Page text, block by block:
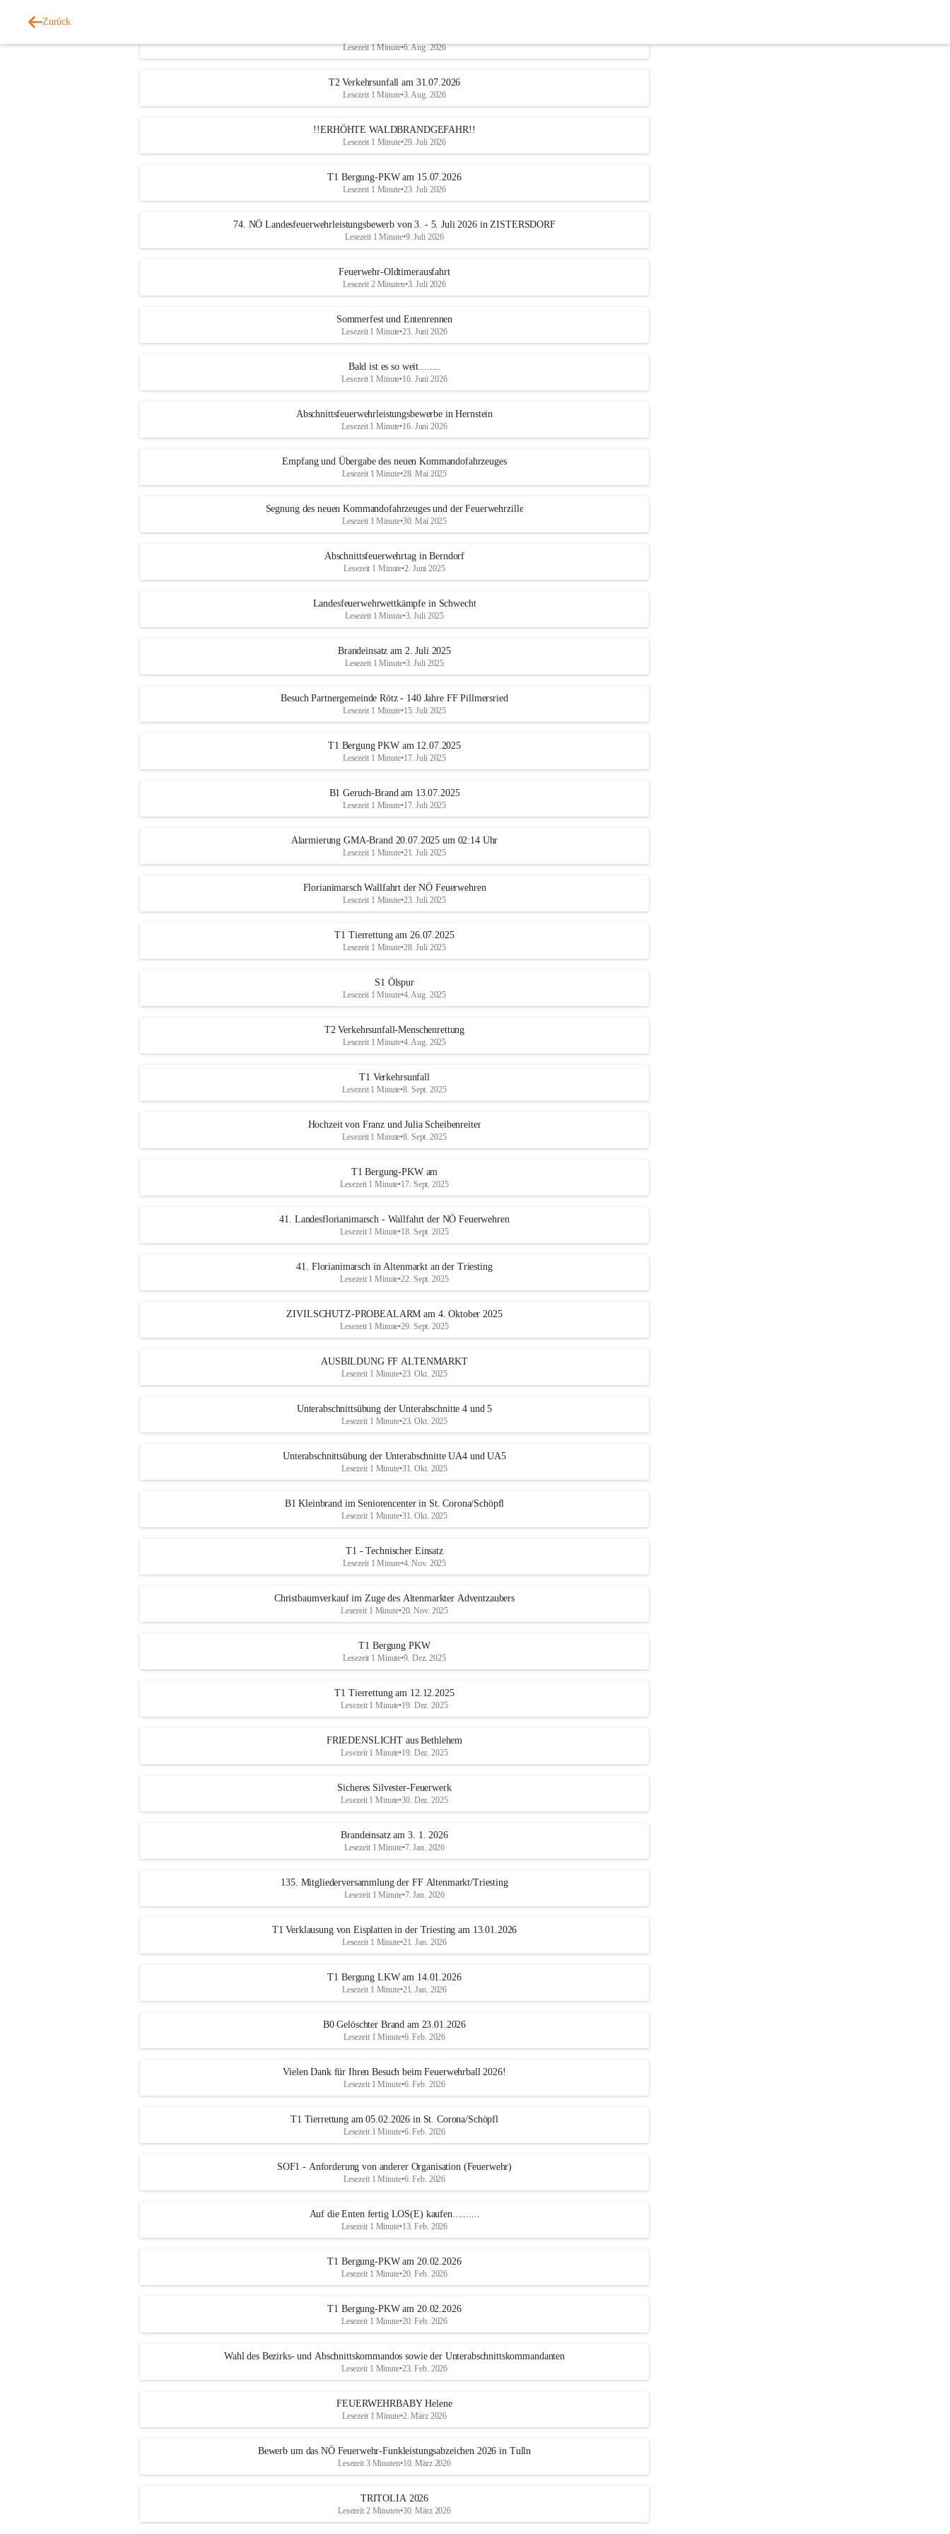
Zurück
Lesezeit 1 Minute•6. Aug. 2026
T2 Verkehrsunfall am 31.07.2026
Lesezeit 1 Minute•3. Aug. 2026
!!ERHÖHTE WALDBRANDGEFAHR!!
Lesezeit 1 Minute•29. Juli 2026
T1 Bergung-PKW am 15.07.2026
Lesezeit 1 Minute•23. Juli 2026
74. NÖ Landesfeuerwehrleistungsbewerb von 3. - 5. Juli 2026 in ZISTERSDORF
Lesezeit 1 Minute•9. Juli 2026
Feuerwehr-Oldtimerausfahrt
Lesezeit 2 Minuten•3. Juli 2026
Sommerfest und Entenrennen
Lesezeit 1 Minute•23. Juni 2026
Bald ist es so weit........
Lesezeit 1 Minute•16. Juni 2026
Abschnittsfeuerwehrleistungsbewerbe in Hernstein
Lesezeit 1 Minute•16. Juni 2026
Empfang und Übergabe des neuen Kommandofahrzeuges
Lesezeit 1 Minute•28. Mai 2025
Segnung des neuen Kommandofahrzeuges und der Feuerwehrzille
Lesezeit 1 Minute•30. Mai 2025
Abschnittsfeuerwehrtag in Berndorf
Lesezeit 1 Minute•2. Juni 2025
Landesfeuerwehrwettkämpfe in Schwecht
Lesezeit 1 Minute•3. Juli 2025
Brandeinsatz am 2. Juli 2025
Lesezeit 1 Minute•3. Juli 2025
Besuch Partnergemeinde Rötz - 140 Jahre FF Pillmersried
Lesezeit 1 Minute•15. Juli 2025
T1 Bergung PKW am 12.07.2025
Lesezeit 1 Minute•17. Juli 2025
B1 Geruch-Brand am 13.07.2025
Lesezeit 1 Minute•17. Juli 2025
Alarmierung GMA-Brand 20.07.2025 um 02:14 Uhr
Lesezeit 1 Minute•21. Juli 2025
Florianimarsch Wallfahrt der NÖ Feuerwehren
Lesezeit 1 Minute•23. Juli 2025
T1 Tierrettung am 26.07.2025
Lesezeit 1 Minute•28. Juli 2025
S1 Ölspur
Lesezeit 1 Minute•4. Aug. 2025
T2 Verkehrsunfall-Menschenrettung
Lesezeit 1 Minute•4. Aug. 2025
T1 Verkehrsunfall
Lesezeit 1 Minute•8. Sept. 2025
Hochzeit von Franz und Julia Scheibenreiter
Lesezeit 1 Minute•8. Sept. 2025
T1 Bergung-PKW am
Lesezeit 1 Minute•17. Sept. 2025
41. Landesflorianimarsch - Wallfahrt der NÖ Feuerwehren
Lesezeit 1 Minute•18. Sept. 2025
41. Florianimarsch in Altenmarkt an der Triesting
Lesezeit 1 Minute•22. Sept. 2025
ZIVILSCHUTZ-PROBEALARM am 4. Oktober 2025
Lesezeit 1 Minute•29. Sept. 2025
AUSBILDUNG FF ALTENMARKT
Lesezeit 1 Minute•23. Okt. 2025
Unterabschnittsübung der Unterabschnitte 4 und 5
Lesezeit 1 Minute•23. Okt. 2025
Unterabschnittsübung der Unterabschnitte UA4 und UA5
Lesezeit 1 Minute•31. Okt. 2025
B1 Kleinbrand im Seniorencenter in St. Corona/Schöpfl
Lesezeit 1 Minute•31. Okt. 2025
T1 - Technischer Einsatz
Lesezeit 1 Minute•4. Nov. 2025
Christbaumverkauf im Zuge des Altenmarkter Adventzaubers
Lesezeit 1 Minute•20. Nov. 2025
T1 Bergung PKW
Lesezeit 1 Minute•9. Dez. 2025
T1 Tierrettung am 12.12.2025
Lesezeit 1 Minute•19. Dez. 2025
FRIEDENSLICHT aus Bethlehem
Lesezeit 1 Minute•19. Dez. 2025
Sicheres Silvester-Feuerwerk
Lesezeit 1 Minute•30. Dez. 2025
Brandeinsatz am 3. 1. 2026
Lesezeit 1 Minute•7. Jan. 2026
135. Mitgliederversammlung der FF Altenmarkt/Triesting
Lesezeit 1 Minute•7. Jan. 2026
T1 Verklausung von Eisplatten in der Triesting am 13.01.2026
Lesezeit 1 Minute•21. Jan. 2026
T1 Bergung LKW am 14.01.2026
Lesezeit 1 Minute•21. Jan. 2026
B0 Gelöschter Brand am 23.01.2026
Lesezeit 1 Minute•6. Feb. 2026
Vielen Dank für Ihren Besuch beim Feuerwehrball 2026!
Lesezeit 1 Minute•6. Feb. 2026
T1 Tierrettung am 05.02.2026 in St. Corona/Schöpfl
Lesezeit 1 Minute•6. Feb. 2026
SOF1 - Anforderung von anderer Organisation (Feuerwehr)
Lesezeit 1 Minute•6. Feb. 2026
Auf die Enten fertig LOS(E) kaufen..........
Lesezeit 1 Minute•13. Feb. 2026
T1 Bergung-PKW am 20.02.2026
Lesezeit 1 Minute•20. Feb. 2026
T1 Bergung-PKW am 20.02.2026
Lesezeit 1 Minute•20. Feb. 2026
Wahl des Bezirks- und Abschnittskommandos sowie der Unterabschnittskommandanten
Lesezeit 1 Minute•23. Feb. 2026
FEUERWEHRBABY Helene
Lesezeit 1 Minute•2. März 2026
Bewerb um das NÖ Feuerwehr-Funkleistungsabzeichen 2026 in Tulln
Lesezeit 3 Minuten•10. März 2026
TRITOLIA 2026
Lesezeit 2 Minuten•30. März 2026